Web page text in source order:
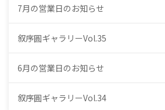
7月の営業日のお知らせ
叙序圓ギャラリーVol.35
6月の営業日のお知らせ
叙序圓ギャラリーVol.34